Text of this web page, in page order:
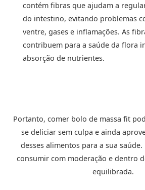
contém fibras que ajudam a
do intestino, evitando problemas
ventre, gases e inflamações. As
contribuem para a saúde da flora
absorção de nutrientes.
Portanto, comer bolo de massa fit
se deliciar sem culpa e ainda
desses alimentos para a sua
consumir com moderação e dentro
equilibrada.